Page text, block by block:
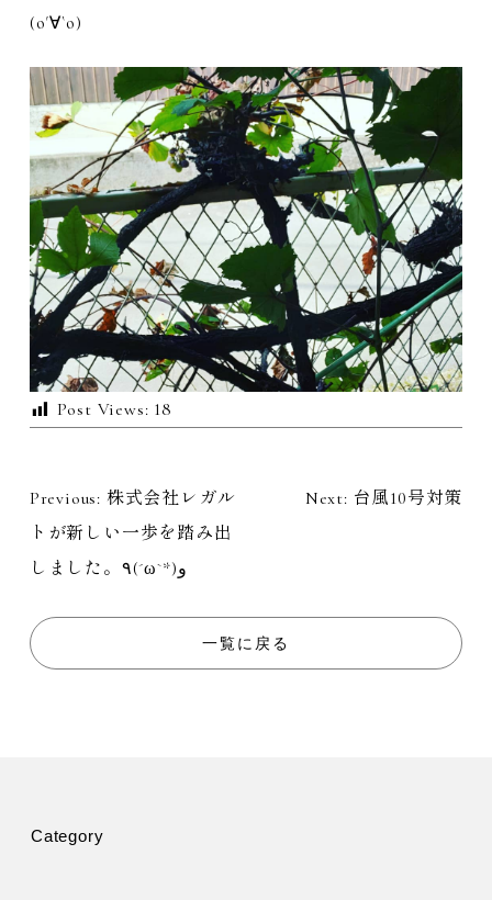
(о´∀`о)
Post Views: 18
投
稿
ナ
ビ
Previous: 株式会社レガル
トが新しい一歩を踏み出
しました。٩(ˊωˋ*)و
Next: 台風10号対策
一覧に戻る
Category